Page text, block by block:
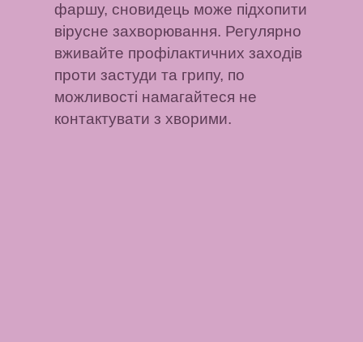
фаршу, сновидець може підхопити
вірусне захворювання. Регулярно
вживайте профілактичних заходів
проти застуди та грипу, по
можливості намагайтеся не
контактувати з хворими.